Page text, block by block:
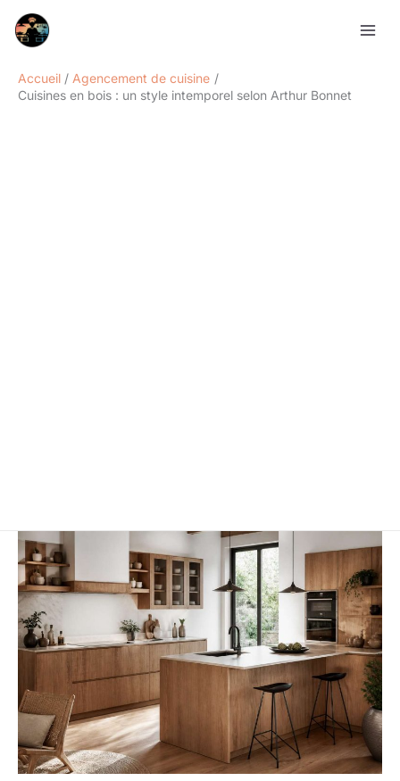
Accueil
Agencement de cuisine
Cuisines en bois : un style intemporel selon Arthur Bonnet
Rechercher